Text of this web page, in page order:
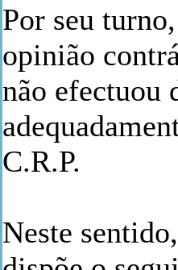
Por seu
opinião
não efectuou
C.R.P.
Neste